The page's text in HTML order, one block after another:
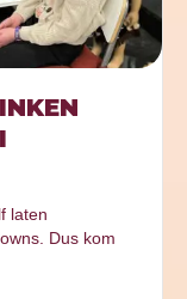
laten
Dus kom